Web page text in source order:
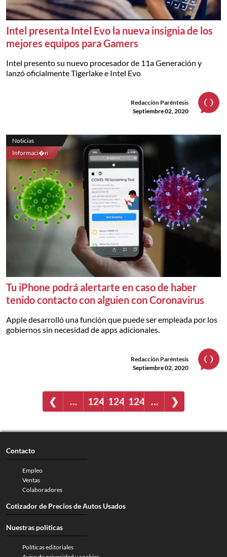
Intel presenta Intel Evo la nueva insignia de los
mejores equipos para Gamers
Intel presento su nuevo procesador de 11a Generación y
lanzó oficialmente Tigerlake e Intel Evo
Redacción Paréntesis
Septiembre 02, 2020
Noticias
Informaci�n
Tu iPhone podrá alertarte en caso de haber
tenido contacto con alguien con Coronavirus
Apple desarrolló una función que puede ser empleada por los
gobiernos sin necesidad de apps adicionales.
Redacción Paréntesis
Septiembre 02, 2020
❮ … 124412451246 … ❯
Contacto
Empleo
Ventas
Colaboradores
Cotizador de Precios de Autos Usados
Nuestras politicas
Políticas editoriales